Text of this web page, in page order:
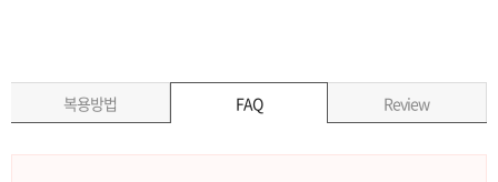
복용방법 FAQ Review